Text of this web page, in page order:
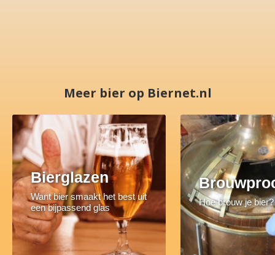
Meer bier op Biernet.nl
Bierglazen
Want bier smaakt het best uit
een bijpassend glas
Hoe brouw je bier?